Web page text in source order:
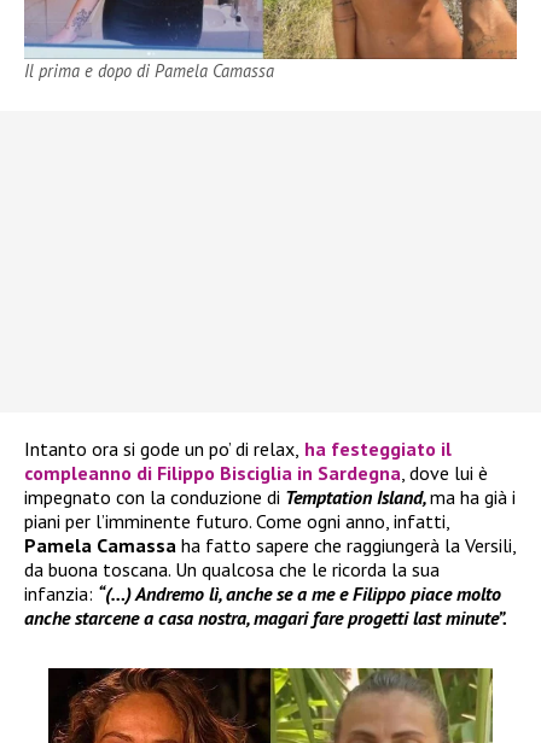
Il prima e dopo di Pamela Camassa
Intanto ora si gode un po’ di relax, ha festeggiato il
compleanno di Filippo Bisciglia in Sardegna , dove lui è
impegnato con la conduzione di Temptation Island,ma ha già i
piani per l’imminente futuro. Come ogni anno, infatti,
Pamela Camassa ha fatto sapere che raggiungerà la Versili,
da buona toscana. Un qualcosa che le ricorda la sua
infanzia: “(…) Andremo lì, anche se a me e Filippo piace molto
anche starcene a casa nostra, magari fare progetti last minute”.